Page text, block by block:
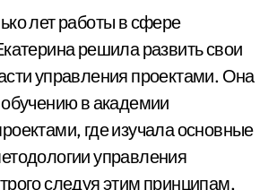
лет работы в сфере
решила развить свои
управления проектами. Она
в академии
где изучала основные
управления
следуя этим принципам,